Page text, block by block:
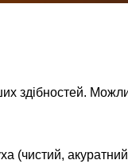
здібностей.
(чистий,